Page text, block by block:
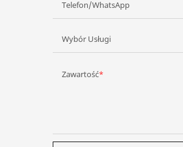
Telefon/WhatsApp
Wybór Usługi
Zawartość